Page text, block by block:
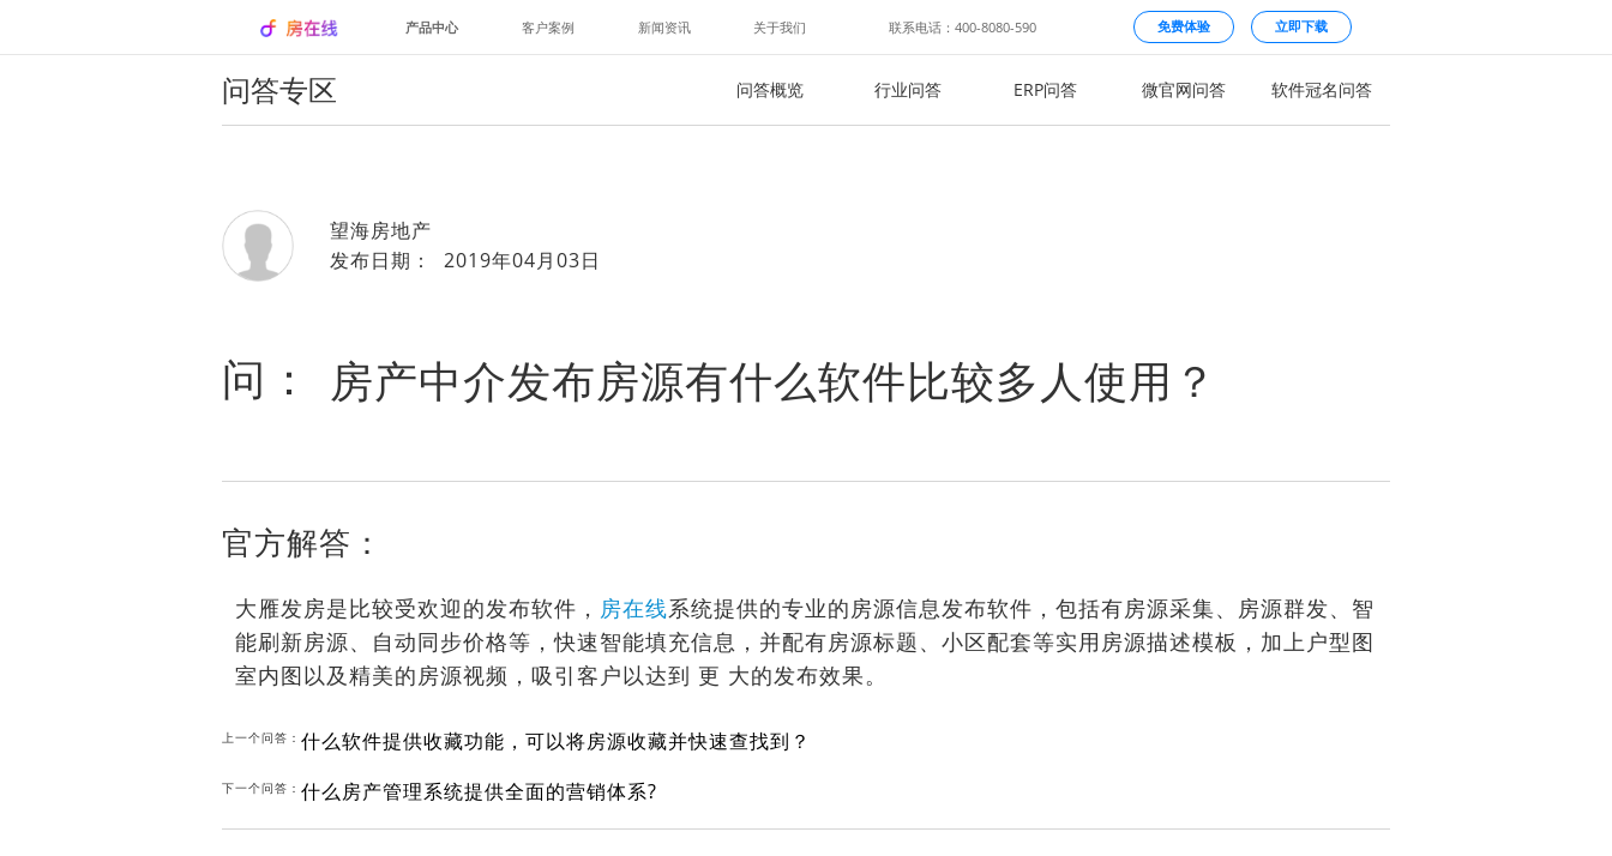
产品中心 客户案例 新闻资讯 关于我们 联系电话：400-8080-590 免费体验 立即下载
问答专区 问答概览 行业问答 ERP问答 微官网问答 软件冠名问答
望海房地产
发布日期： 2019年04月03日
问： 房产中介发布房源有什么软件比较多人使用？
官方解答：
大雁发房是比较受欢迎的发布软件， 房在线系统提供的专业的房源信息发布软件，包括有房源采集、房源群发、智
能刷新房源、自动同步价格等，快速智能填充信息，并配有房源标题、小区配套等实用房源描述模板，加上户型图
室内图以及精美的房源视频，吸引客户以达到 更 大的发布效果。
上一个问答： 什么软件提供收藏功能，可以将房源收藏并快速查找到？
下一个问答： 什么房产管理系统提供全面的营销体系?